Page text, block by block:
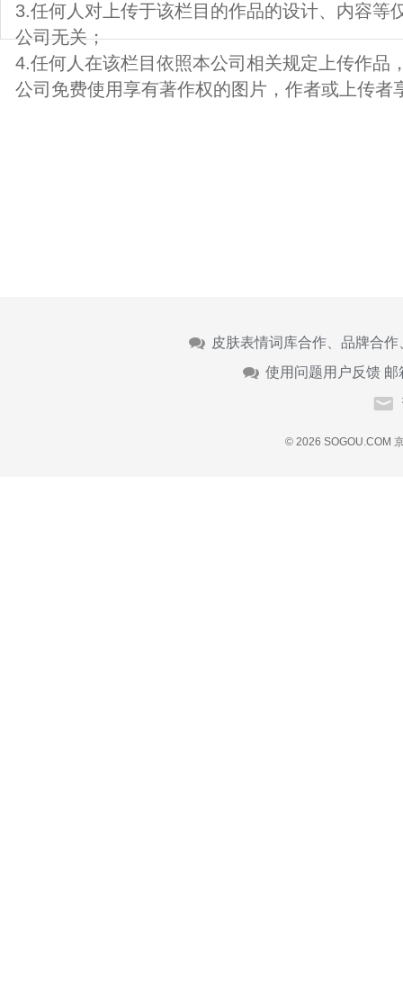
3.任何人对上传于该栏目的作品的设计、内容等
公司无关；
4.任何人在该栏目依照本公司相关规定上传作品
公司免费使用享有著作权的图片，作者或上传者
皮肤表情词库合作、品牌合
使用问题用户反馈 邮
© 2026 SOGOU.COM